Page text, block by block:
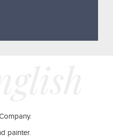
painter.